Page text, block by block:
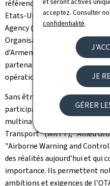
acceptez. Consulter
confidentialité.
JE
GÉRER
référence – Belgique, Pays-
Etats-Unis ainsi que laNATO
Agency(NSPA), Agence
Organisation Conjointe de
d’Armement (OCCAr), etc. –
partenariats sont le garant de
opérationnelle et mutuelle
Sans être exhaustif, il y a lieu
participations du Luxembourg
multinationaux tels que A400M,
Transport" (MRTT), "Allied
"Airborne Warning and
des réalités aujourd’hui et qui
importance. Ils permettent
ambitions et exigences de